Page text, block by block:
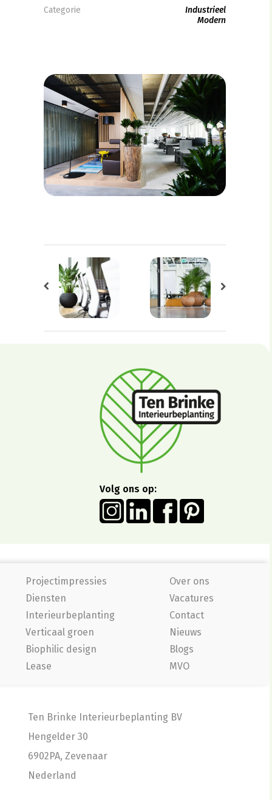
Categorie
Industrieel
Modern
Volg ons op:
Projectimpressies
Diensten
Interieurbeplanting
Verticaal groen
Biophilic design
Lease
Over ons
Vacatures
Contact
Nieuws
Blogs
MVO
Ten Brinke Interieurbeplanting BV
Hengelder 30
6902PA, Zevenaar
Nederland